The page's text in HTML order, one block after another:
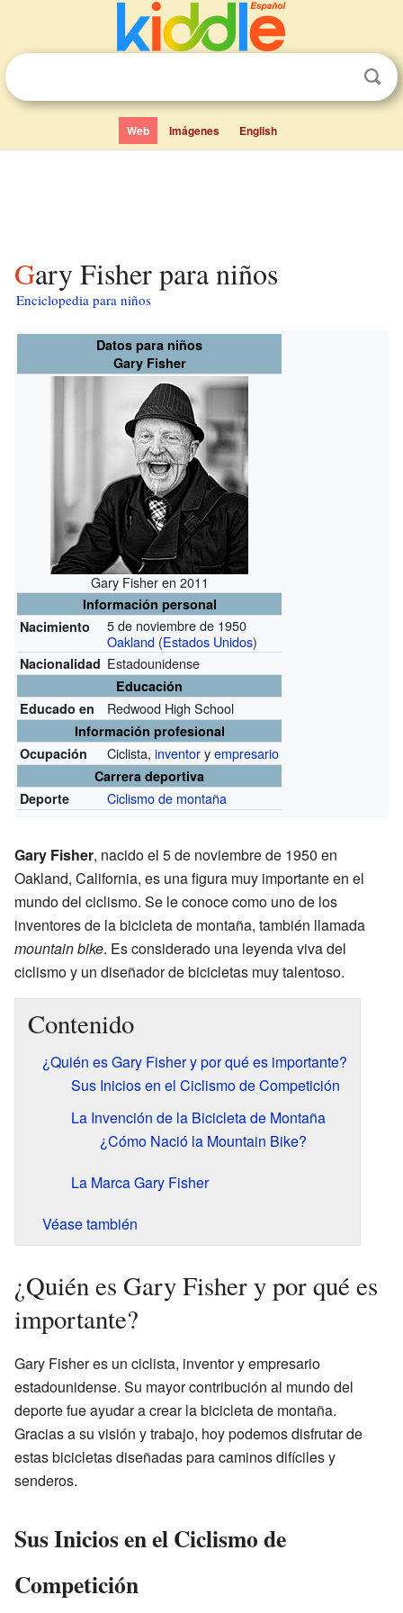
Web Imágenes English
Gary Fisher para niños
Enciclopedia para niños
Datos para niños
Gary Fisher
Gary Fisher en 2011
Información personal
Nacimiento
5 de noviembre de 1950
Oakland (Estados Unidos)
Nacionalidad Estadounidense
Educación
Educado en
Redwood High School
Información profesional
Ocupación
Ciclista,inventoryempresario
Carrera deportiva
Deporte
Ciclismo de montaña
Gary Fisher, nacido el 5 de noviembre de 1950 en
Oakland, California, es una figura muy importante en el
mundo del ciclismo. Se le conoce como uno de los
inventores de la bicicleta de montaña, también llamada
mountain bike. Es considerado una leyenda viva del
ciclismo y un diseñador de bicicletas muy talentoso.
Contenido
¿Quién es Gary Fisher y por qué es importante?
Sus Inicios en el Ciclismo de Competición
La Invención de la Bicicleta de Montaña
¿Cómo Nació la Mountain Bike?
La Marca Gary Fisher
Véase también
¿Quién es Gary Fisher y por qué es
importante?
Gary Fisher es un ciclista, inventor y empresario
estadounidense. Su mayor contribución al mundo del
deporte fue ayudar a crear la bicicleta de montaña.
Gracias a su visión y trabajo, hoy podemos disfrutar de
estas bicicletas diseñadas para caminos difíciles y
senderos.
Sus Inicios en el Ciclismo de
Competición